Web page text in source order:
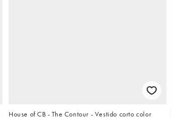
House of CB - The Contour - Vestido corto color